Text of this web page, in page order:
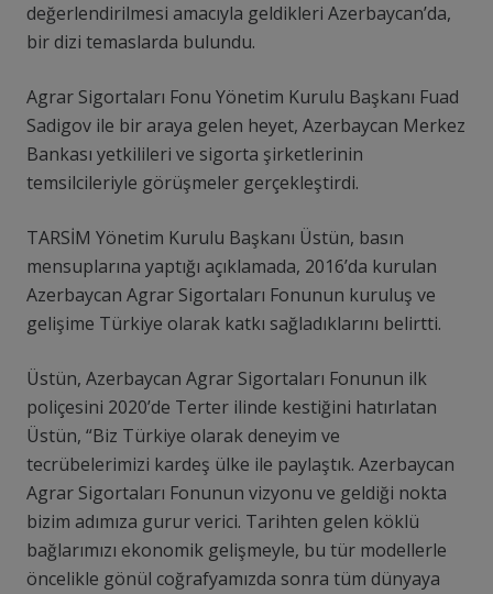
değerlendirilmesi amacıyla geldikleri Azerbaycan’da,
bir dizi temaslarda bulundu.
Agrar Sigortaları Fonu Yönetim Kurulu Başkanı Fuad
Sadigov ile bir araya gelen heyet, Azerbaycan Merkez
Bankası yetkilileri ve sigorta şirketlerinin
temsilcileriyle görüşmeler gerçekleştirdi.
TARSİM Yönetim Kurulu Başkanı Üstün, basın
mensuplarına yaptığı açıklamada, 2016’da kurulan
Azerbaycan Agrar Sigortaları Fonunun kuruluş ve
gelişime Türkiye olarak katkı sağladıklarını belirtti.
Üstün, Azerbaycan Agrar Sigortaları Fonunun ilk
poliçesini 2020’de Terter ilinde kestiğini hatırlatan
Üstün, “Biz Türkiye olarak deneyim ve
tecrübelerimizi kardeş ülke ile paylaştık. Azerbaycan
Agrar Sigortaları Fonunun vizyonu ve geldiği nokta
bizim adımıza gurur verici. Tarihten gelen köklü
bağlarımızı ekonomik gelişmeyle, bu tür modellerle
öncelikle gönül coğrafyamızda sonra tüm dünyaya